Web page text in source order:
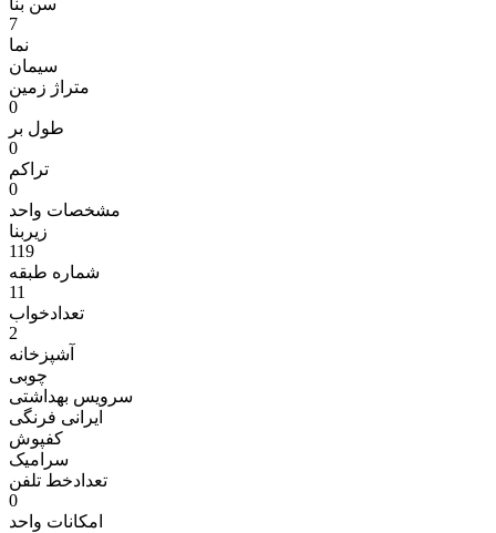
سن بنا
7
نما
سیمان
متراژ زمين
0
طول بر
0
تراکم
0
مشخصات واحد
زیربنا
119
شماره طبقه
11
تعدادخواب
2
آشپزخانه
چوبی
سرویس بهداشتی
ایرانی فرنگی
کفپوش
سرامیک
تعدادخط تلفن
0
امکانات واحد